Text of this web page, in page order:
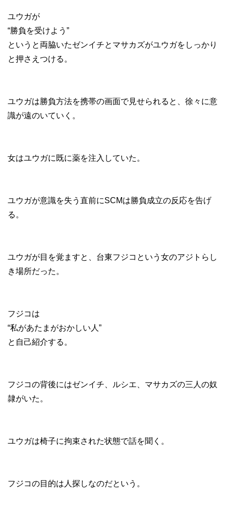
ユウガが
“勝負を受けよう”
というと両脇いたゼンイチとマサカズがユウガをしっかり
と押さえつける。
ユウガは勝負方法を携帯の画面で見せられると、徐々に意
識が遠のいていく。
女はユウガに既に薬を注入していた。
ユウガが意識を失う直前にSCMは勝負成立の反応を告げ
る。
ユウガが目を覚ますと、台東フジコという女のアジトらし
き場所だった。
フジコは
“私があたまがおかしい人”
と自己紹介する。
フジコの背後にはゼンイチ、ルシエ、マサカズの三人の奴
隷がいた。
ユウガは椅子に拘束された状態で話を聞く。
フジコの目的は人探しなのだという。